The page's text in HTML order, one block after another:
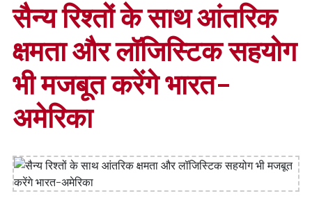
सैन्य रिश्तों के साथ आंतरिक
क्षमता और लॉजिस्टिक सहयोग
भी मजबूत करेंगे भारत-
अमेरिका